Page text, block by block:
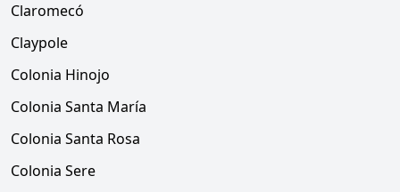
Claromecó
Claypole
Colonia Hinojo
Colonia Santa María
Colonia Santa Rosa
Colonia Sere